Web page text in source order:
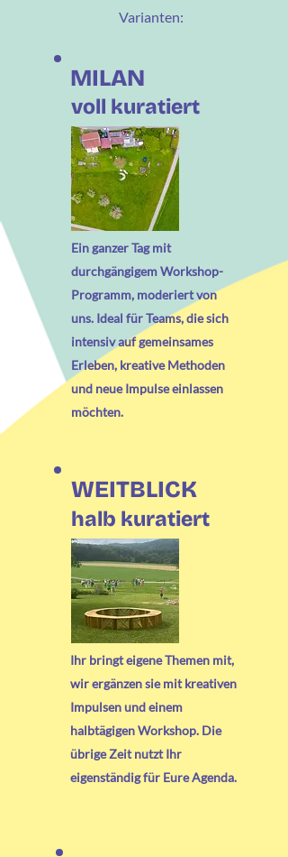
Varianten:
MILAN
voll kuratiert
Ein ganzer Tag mit
durchgängigem Workshop-
Programm, moderiert von
uns. Ideal für Teams, die sich
intensiv auf gemeinsames
Erleben, kreative Methoden
und neue Impulse einlassen
möchten.
WEITBLICK
halb kuratiert
Ihr bringt eigene Themen mit,
wir ergänzen sie mit kreativen
Impulsen und einem
halbtägigen Workshop. Die
übrige Zeit nutzt Ihr
eigenständig für Eure Agenda.